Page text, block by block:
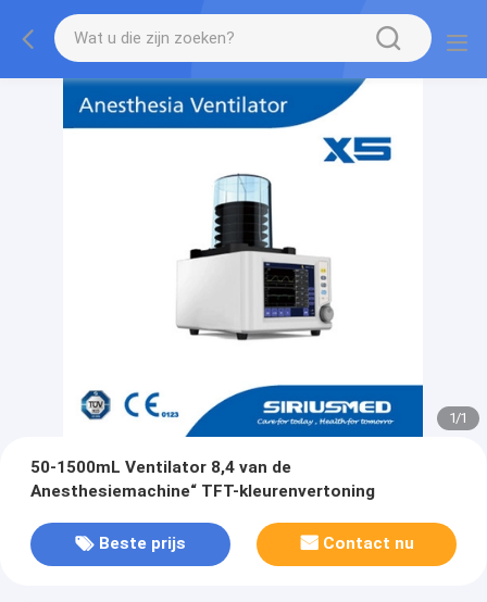
1/1
50-1500mL Ventilator 8,4 van de
Anesthesiemachine“ TFT-kleurenvertoning
Beste prijs Contact nu